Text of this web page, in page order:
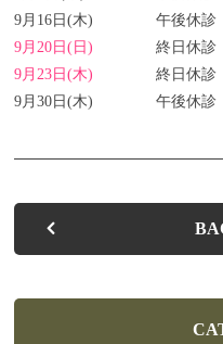
お子さまの歯の健康を守る
入れ歯があわない・痛い方
空間を提供します
よくある質問
9月16日(木) 午後休診
9月20日(日) 終日休診
9月23日(木) 終日休診
9月30日(木) 午後休診